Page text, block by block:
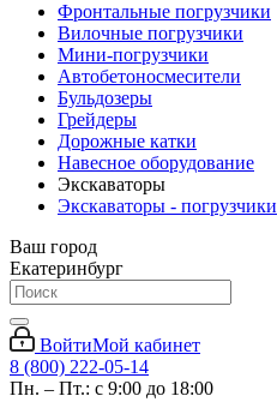
Фронтальные погрузчики
Вилочные погрузчики
Мини-погрузчики
Автобетоносмесители
Бульдозеры
Грейдеры
Дорожные катки
Навесное оборудование
Экскаваторы
Экскаваторы - погрузчики
Ваш город
Екатеринбург
ВойтиМой кабинет
8 (800) 222-05-14
Пн. – Пт.: с 9:00 до 18:00